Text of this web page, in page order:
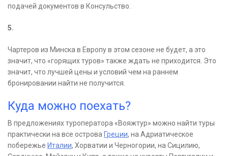
подачей документов в Консульство.
5.
Чартеров из Минска в Европу в этом сезоне не будет, а это
значит, что «горящих туров» также ждать не приходится. Это
значит, что лучшей цены и условий чем на раннем
бронировании найти не получится.
Куда можно поехать?
В предложениях туроператора «Вояжтур» можно найти туры
практически на все острова Греции, на Адриатическое
побережье Италии, Хорватии и Черногории, на Сицилию,